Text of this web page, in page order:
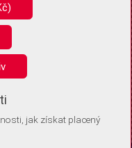
ukládat žádné informace
o souhlas s
zařízení, a
zařízení, abychom se
později upravit ve Správě
jak získat placený